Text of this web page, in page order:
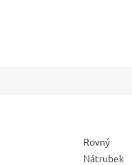
Rovný
Nátrubek